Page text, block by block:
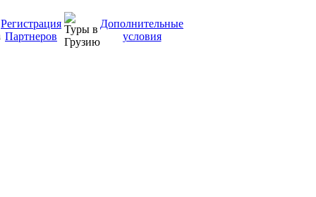
Регистрация
Партнеров
Дополнительные
условия